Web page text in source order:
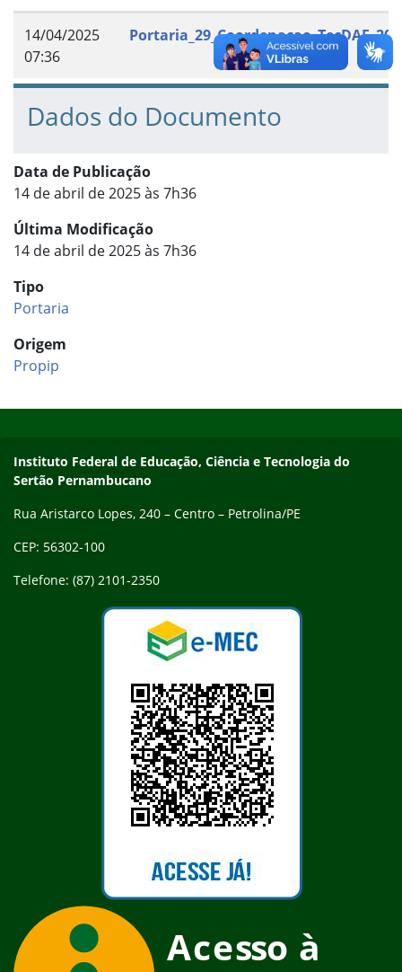
14/04/2025
07:36
Dados do Documento
Data de Publicação
14 de abril de 2025 às 7h36
Última Modificação
14 de abril de 2025 às 7h36
Tipo
Portaria
Origem
Propip
Endereço
Instituto Federal de Educação, Ciência e Tecnologia do
Sertão Pernambucano
Rua Aristarco Lopes, 240 – Centro – Petrolina/PE
CEP: 56302-100
Telefone: (87) 2101-2350